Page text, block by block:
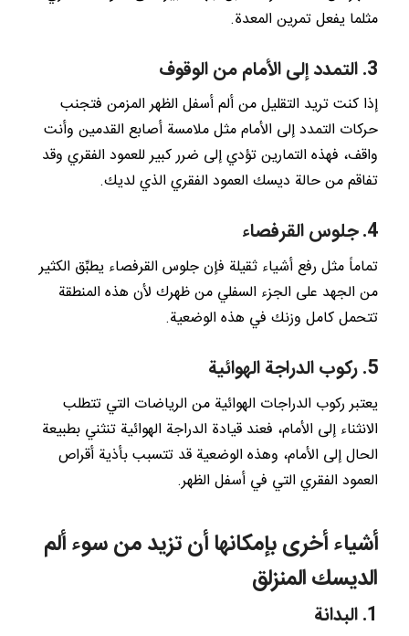
مثلما يفعل تمرين المعدة.
3. التمدد إلى الأمام من الوقوف
إذا كنت تريد التقليل من ألم أسفل الظهر المزمن فتجنب
حركات التمدد إلى الأمام مثل ملامسة أصابع القدمين وأنت
واقف، فهذه التمارين تؤدي إلى ضرر كبير للعمود الفقري وقد
تفاقم من حالة ديسك العمود الفقري الذي لديك.
4. جلوس القرفصاء
تماماً مثل رفع أشياء ثقيلة فإن جلوس القرفصاء يطبِّق الكثير
من الجهد على الجزء السفلي من ظهرك لأن هذه المنطقة
تتحمل كامل وزنك في هذه الوضعية.
5. ركوب الدراجة الهوائية
يعتبر ركوب الدراجات الهوائية من الرياضات التي تتطلب
الانثناء إلى الأمام، فعند قيادة الدراجة الهوائية تنثني بطبيعة
الحال إلى الأمام، وهذه الوضعية قد تتسبب بأذية أقراص
العمود الفقري التي في أسفل الظهر.
أشياء أخرى بإمكانها أن تزيد من سوء ألم
الديسك المنزلق
1. البدانة